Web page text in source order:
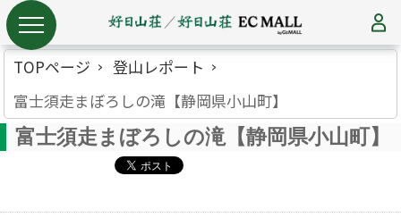
TOPページ
登山レポート
富士須走まぼろしの滝【静岡県小山町】
富士須走まぼろしの滝【静岡県小山町】